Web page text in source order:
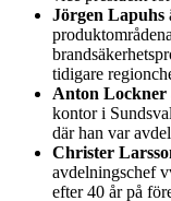
Jörgen Lapuhs
tidigare
Anton Lockner
kontor i
där han var
Christer
avdelningschef
efter 40 år på